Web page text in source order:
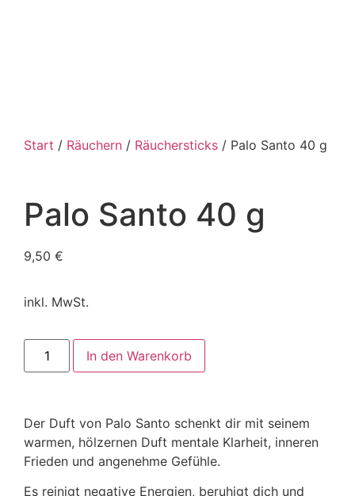
Start / Räuchern / Räuchersticks / Palo Santo 40 g
Palo Santo 40 g
9,50 €
inkl. MwSt.
In den Warenkorb
Der Duft von Palo Santo schenkt dir mit seinem
warmen, hölzernen Duft mentale Klarheit, inneren
Frieden und angenehme Gefühle.
Es reinigt negative Energien, beruhigt dich und